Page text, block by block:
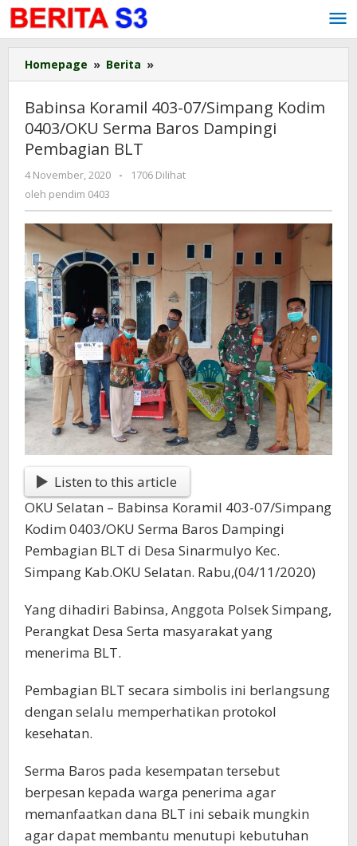
Lewati
ke
konten
Homepage » Berita »
Koramil
07/Simpang
Kodim
Baros
Pembagian
BLT
Babinsa Koramil 403-07/Simpang Kodim
0403/OKU Serma Baros Dampingi
Pembagian BLT
4 November, 2020
oleh
-
1706 Dilihat
oleh pendim 0403
Listen to this article
OKU Selatan – Babinsa Koramil 403-07/Simpang
Kodim 0403/OKU Serma Baros Dampingi
Pembagian BLT di Desa Sinarmulyo Kec.
Simpang Kab.OKU Selatan. Rabu,(04/11/2020)
Yang dihadiri Babinsa, Anggota Polsek Simpang,
Perangkat Desa Serta masyarakat yang
menerima BLT.
Pembagian BLT secara simbolis ini berlangsung
dengan selalu memperhatikan protokol
kesehatan.
Serma Baros pada kesempatan tersebut
berpesan kepada warga penerima agar
memanfaatkan dana BLT ini sebaik mungkin
agar dapat membantu menutupi kebutuhan